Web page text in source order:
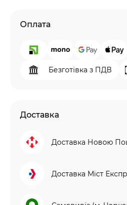
Оплата
Безготівка з ПДВ
Доставка
Доставка Новою
Доставка Міст